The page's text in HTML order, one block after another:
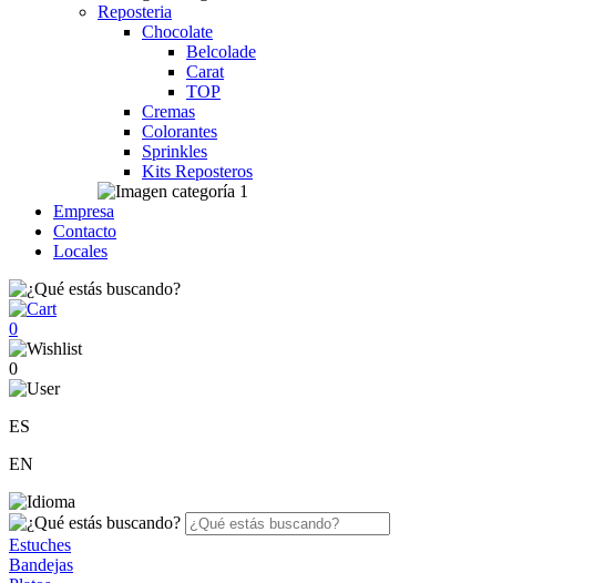
Reposteria
Chocolate
Belcolade
Carat
TOP
Cremas
Colorantes
Sprinkles
Kits Reposteros
Empresa
Contacto
Locales
0
0
ES
EN
Estuches
Bandejas